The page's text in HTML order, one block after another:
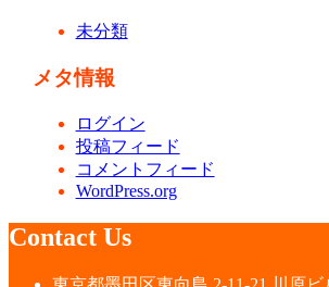
未分類
メタ情報
ログイン
投稿フィード
コメントフィード
WordPress.org
Contact Us